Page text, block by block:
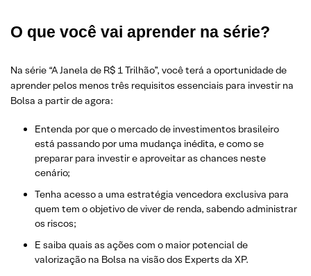
O que você vai aprender na série?
Na série “A Janela de R$ 1 Trilhão”, você terá a oportunidade de
aprender pelos menos três requisitos essenciais para investir na
Bolsa a partir de agora:
Entenda por que o mercado de investimentos brasileiro
está passando por uma mudança inédita, e como se
preparar para investir e aproveitar as chances neste
cenário;
Tenha acesso a uma estratégia vencedora exclusiva para
quem tem o objetivo de viver de renda, sabendo administrar
os riscos;
E saiba quais as ações com o maior potencial de
valorização na Bolsa na visão dos Experts da XP.